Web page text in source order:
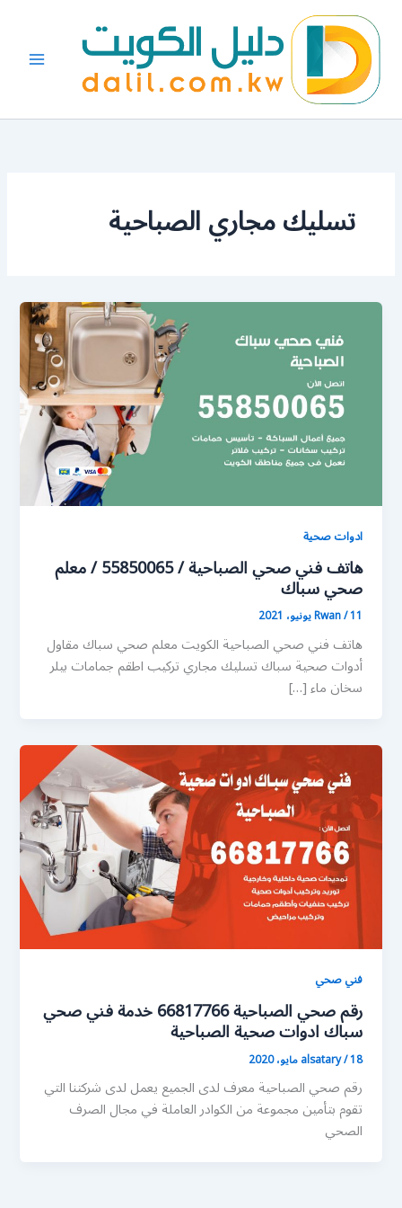
المحتوى
تسليك مجاري الصباحية
ادوات صحية
هاتف فني صحي الصباحية / 55850065 / معلم
صحي سباك
Rwan/11 يونيو، 2021
هاتف فني صحي الصباحية الكويت معلم صحي سباك مقاول
أدوات صحية سباك تسليك مجاري تركيب اطقم جمامات بيلر
سخان ماء […]
فني صحي
رقم صحي الصباحية 66817766 خدمة فني صحي
سباك ادوات صحية الصباحية
alsatary/18 مايو، 2020
رقم صحي الصباحية معرف لدى الجميع يعمل لدى شركتنا التي
تقوم بتأمين مجموعة من الكوادر العاملة في مجال الصرف
الصحي